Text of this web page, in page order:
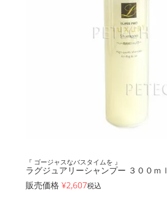
『 ゴージャスなバスタイムを 』
ラグジュアリーシャンプー ３００ｍｌ
販売価格 ¥2,607税込